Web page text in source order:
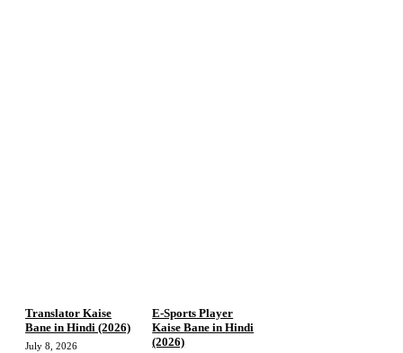
Translator Kaise
Bane in Hindi (2026)
July 8, 2026
E-Sports Player
Kaise Bane in Hindi
(2026)